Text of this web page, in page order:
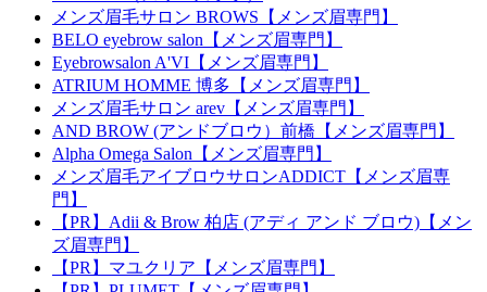
メンズ眉毛サロン BROWS【メンズ眉専門】
BELO eyebrow salon【メンズ眉専門】
Eyebrowsalon A'VI【メンズ眉専門】
ATRIUM HOMME 博多【メンズ眉専門】
メンズ眉毛サロン arev【メンズ眉専門】
AND BROW (アンドブロウ）前橋【メンズ眉専門】
Alpha Omega Salon【メンズ眉専門】
メンズ眉毛アイブロウサロンADDICT【メンズ眉専
門】
【PR】Adii & Brow 柏店 (アディ アンド ブロウ)【メン
ズ眉専門】
【PR】マユクリア【メンズ眉専門】